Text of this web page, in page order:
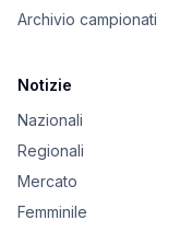
Archivio campionati
Notizie
Nazionali
Regionali
Mercato
Femminile